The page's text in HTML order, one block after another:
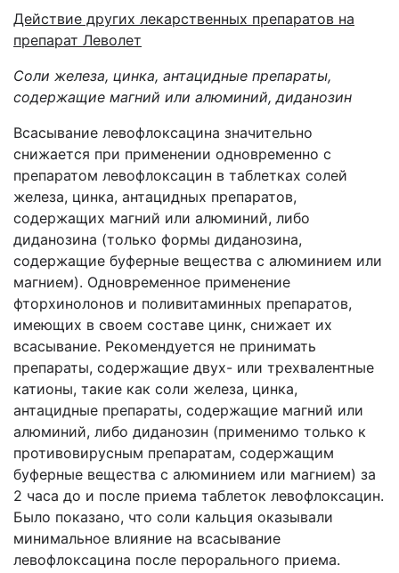
Действие других лекарственных препаратов на
препарат Леволет
Соли железа, цинка, антацидные препараты,
содержащие магний или алюминий, диданозин
Всасывание левофлоксацина значительно
снижается при применении одновременно с
препаратом левофлоксацин в таблетках солей
железа, цинка, антацидных препаратов,
содержащих магний или алюминий, либо
диданозина (только формы диданозина,
содержащие буферные вещества с алюминием или
магнием). Одновременное применение
фторхинолонов и поливитаминных препаратов,
имеющих в своем составе цинк, снижает их
всасывание. Рекомендуется не принимать
препараты, содержащие двух- или трехвалентные
катионы, такие как соли железа, цинка,
антацидные препараты, содержащие магний или
алюминий, либо диданозин (применимо только к
противовирусным препаратам, содержащим
буферные вещества с алюминием или магнием) за
2 часа до и после приема таблеток левофлоксацин.
Было показано, что соли кальция оказывали
минимальное влияние на всасывание
левофлоксацина после перорального приема.